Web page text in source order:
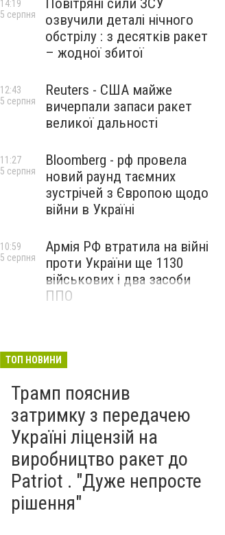
Повітряні сили ЗСУ
озвучили деталі нічного
обстрілу : з десятків ракет
– жодної збитої
14:19
5 серпня
Reuters - США майже
вичерпали запаси ракет
великої дальності
12:43
5 серпня
Bloomberg - рф провела
новий раунд таємних
зустрічей з Європою щодо
війни в Україні
11:27
5 серпня
Армія РФ втратила на війні
проти України ще 1130
військових і два засоби
ППО
10:59
5 серпня
ТОП НОВИНИ
Трамп пояснив
затримку з передачею
Україні ліцензій на
виробництво ракет до
Patriot . "Дуже непросте
рішення"